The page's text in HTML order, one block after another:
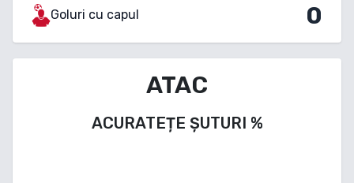
Goluri cu capul 0
ATAC
ACURATEȚE ȘUTURI %